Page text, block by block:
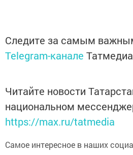
Следите за самым
Telegram-канале Татмедиа
Читайте новости
национальном
https://max.ru/tatmedia
Самое интересное в наших